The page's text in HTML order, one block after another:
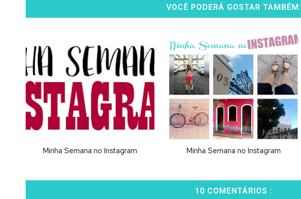
VOCÊ PODERÁ GOSTAR TAMBÉM:
Minha Semana no Instagram Minha Semana no Instagram
10 COMENTÁRIOS :